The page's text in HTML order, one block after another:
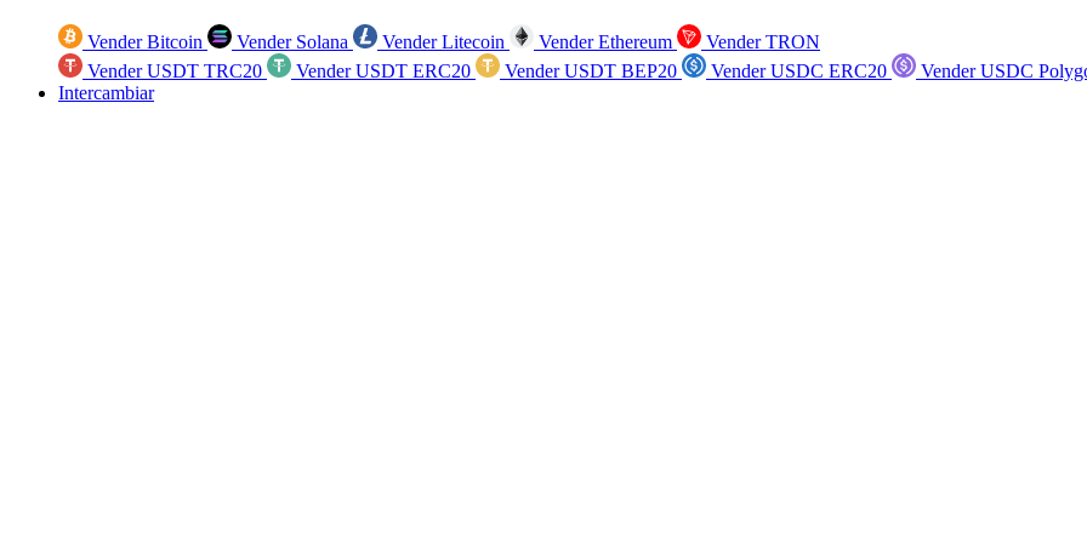
Vender Bitcoin Vender Solana Vender Litecoin Vender Ethereum
Vender TRON
Vender USDT TRC20
Vender USDT ERC20 Vender USDT BEP20 Vender USDC ERC20
Vender USDC
Intercambiar